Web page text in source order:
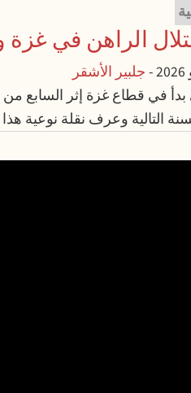
الراهن في غزة
- جلبير الأشقر
التالية وعرف نقلة نوعية هذا